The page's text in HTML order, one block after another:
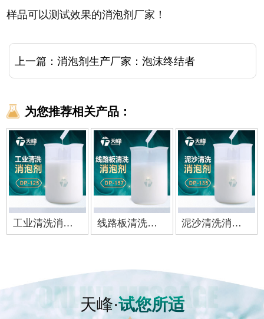
样品可以测试效果的消泡剂厂家！
上一篇：消泡剂生产厂家：泡沫终结者
为您推荐相关产品：
工业清洗消泡剂 线路板清洗消泡剂 泥沙清洗消泡剂
天峰·试您所适